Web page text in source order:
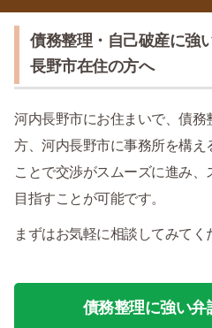
債務整理・自己破産に強
長野市在住の方へ
河内長野市にお住まいで、債
方、河内長野市に事務所を構え
ことで交渉がスムーズに進み
目指すことが可能です。
まずはお気軽に相談してみてく
債務整理に強い弁